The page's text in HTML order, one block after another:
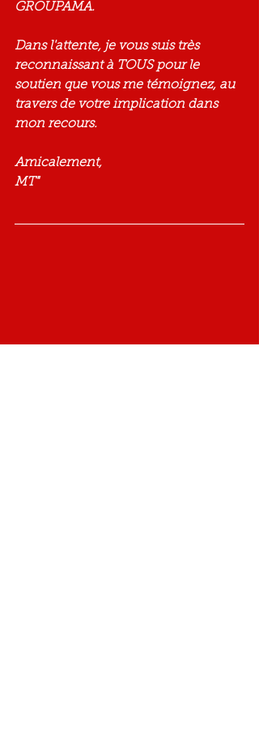
GROUPAMA.
Dans l'attente, je vous suis très
reconnaissant à TOUS pour le
soutien que vous me témoignez, au
travers de votre implication dans
mon recours.
Amicalement,
MT"